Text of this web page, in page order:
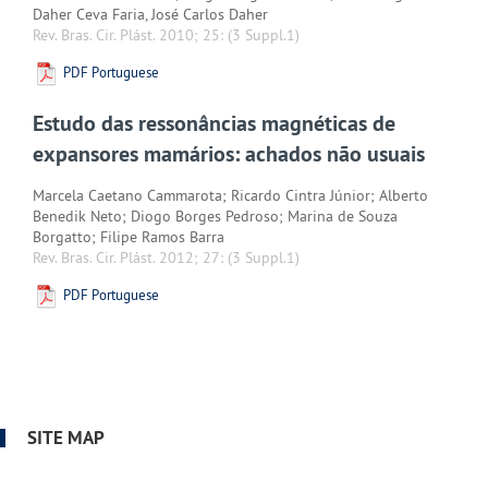
Daher Ceva Faria, José Carlos Daher
Rev. Bras. Cir. Plást. 2010; 25: (3 Suppl.1)
PDF Portuguese
Estudo das ressonâncias magnéticas de
expansores mamários: achados não usuais
Marcela Caetano Cammarota; Ricardo Cintra Júnior; Alberto
Benedik Neto; Diogo Borges Pedroso; Marina de Souza
Borgatto; Filipe Ramos Barra
Rev. Bras. Cir. Plást. 2012; 27: (3 Suppl.1)
PDF Portuguese
SITE MAP